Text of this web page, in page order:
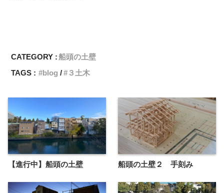
CATEGORY :船頭の土壁
TAGS :
blog ３土木
【進行中】船頭の土壁 船頭の土壁２ 手刻み